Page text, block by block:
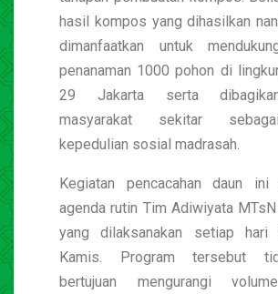
hasil kompos yang dihasilkan
dimanfaatkan untuk
penanaman 1000 pohon di
29 Jakarta serta
masyarakat sekitar
kepedulian sosial madrasah.
Kegiatan pencacahan daun ini
agenda rutin Tim Adiwiyata
yang dilaksanakan setiap hari
Kamis. Program tersebut
bertujuan mengurangi